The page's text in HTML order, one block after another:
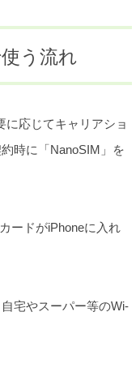
う流れ
に応じてキャリアショ
時に「NanoSIM」を
ードがiPhoneに入れ
宅やスーパー等のWi-